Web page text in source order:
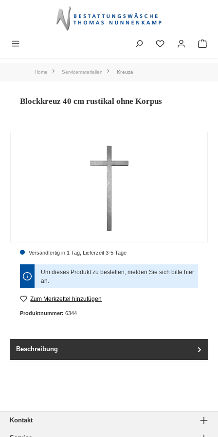
Home Servicematerialien Kreuze
Blockkreuz 40 cm rustikal ohne Korpus
Versandfertig in 1 Tag, Lieferzeit 3-5 Tage
Um dieses Produkt zu bestellen, melden Sie sich bittehier
an.
Zum Merkzettel hinzufügen
Produktnummer: 6344
Beschreibung
Kontakt